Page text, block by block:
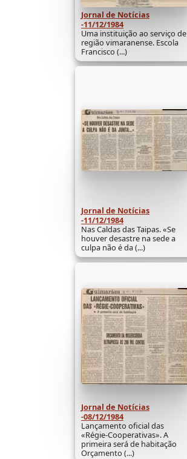
Jornal de Notícias
-11/12/1984
Uma instituição ao serviço de
região vimaranense. Escola
Francisco (...)
Jornal de Notícias
-11/12/1984
Nas Caldas das Taipas. «Se
houver desastre na sede a
culpa não é da (...)
Jornal de Notícias
-08/12/1984
Lançamento oficial das
«Régie-Cooperativas». A
primeira será de habitação
Orçamento (...)